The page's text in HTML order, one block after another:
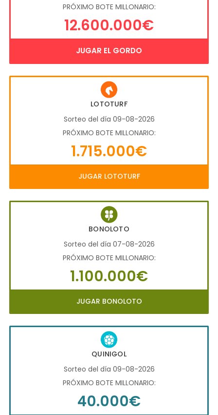
PRÓXIMO BOTE MILLONARIO:
12.600.000€
JUGAR EL GORDO
LOTOTURF
Sorteo del día 09-08-2026
PRÓXIMO BOTE MILLONARIO:
1.715.000€
JUGAR LOTOTURF
BONOLOTO
Sorteo del día 07-08-2026
PRÓXIMO BOTE MILLONARIO:
1.100.000€
JUGAR BONOLOTO
QUINIGOL
Sorteo del día 09-08-2026
PRÓXIMO BOTE MILLONARIO:
40.000€